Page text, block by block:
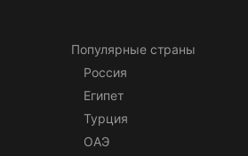
Популярные страны
Россия
Египет
Турция
ОАЭ